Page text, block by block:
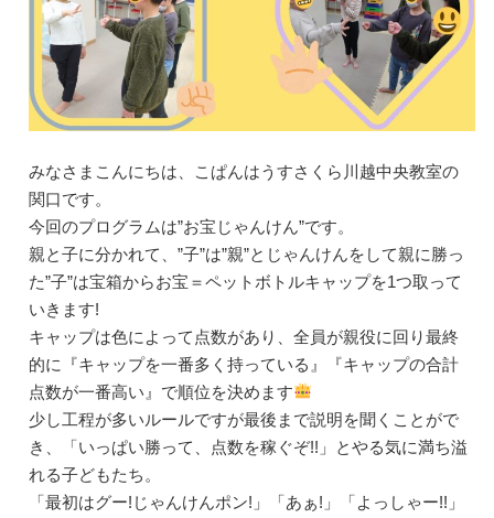
みなさまこんにちは、こぱんはうすさくら川越中央教室の
関口です。
今回のプログラムは”お宝じゃんけん”です。
親と子に分かれて、”子”は”親”とじゃんけんをして親に勝っ
た”子”は宝箱からお宝＝ペットボトルキャップを1つ取って
いきます!
キャップは色によって点数があり、全員が親役に回り最終
的に『キャップを一番多く持っている』『キャップの合計
点数が一番高い』で順位を決めます
少し工程が多いルールですが最後まで説明を聞くことがで
き、「いっぱい勝って、点数を稼ぐぞ!!」とやる気に満ち溢
れる子どもたち。
「最初はグー!じゃんけんポン!」「あぁ!」「よっしゃー!!」